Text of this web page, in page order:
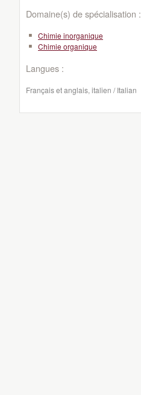
Domaine(s) de spécialisation :
Chimie inorganique
Chimie organique
Langues :
Français et anglais, italien / Italian